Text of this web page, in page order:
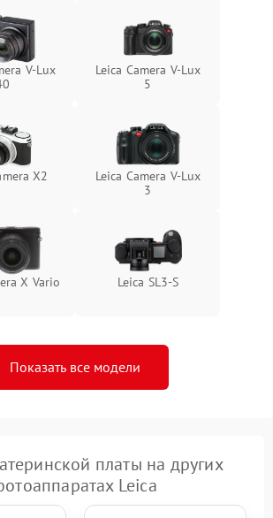
V-Lux
Leica Camera V-Lux
5
X2
Leica Camera V-Lux
3
X Vario Leica SL3‑S
Показать все модели
платы на других
Leica